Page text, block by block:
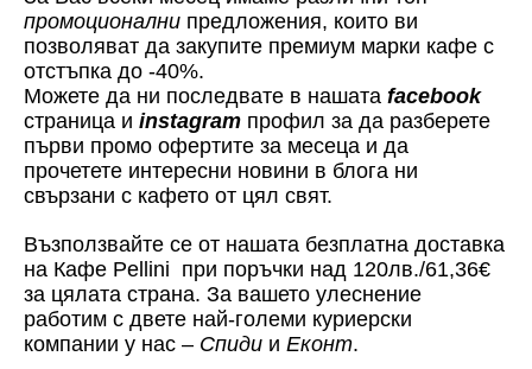
промоционални предложения, които ви
позволяват да закупите премиум марки кафе с
отстъпка до -40%.
Можете да ни последвате в нашата facebook
страница и instagram профил за да разберете
първи промо офертите за месеца и да
прочетете интересни новини в блога ни
свързани с кафето от цял свят.
Възползвайте се от нашата безплатна доставка
на Кафе Pellini при поръчки над 120лв./61,36€
за цялата страна. За вашето улеснение
работим с двете най-големи куриерски
компании у нас – Спиди и Еконт.